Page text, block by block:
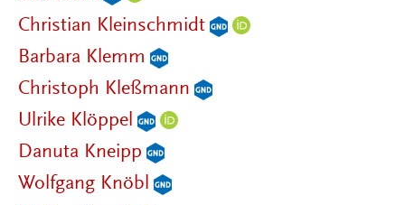
Christian Kleinschmidt
Barbara Klemm
Christoph Kleßmann
Ulrike Klöppel
Danuta Kneipp
Wolfgang Knöbl